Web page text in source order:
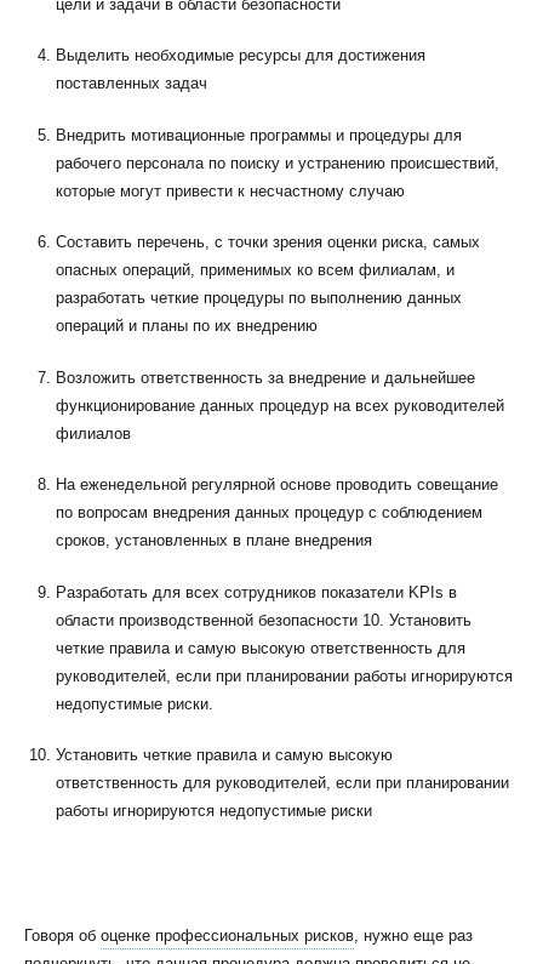
цели и задачи в области безопасности
Выделить необходимые ресурсы для достижения
поставленных задач
Внедрить мотивационные программы и процедуры для
рабочего персонала по поиску и устранению происшествий,
которые могут привести к несчастному случаю
Составить перечень, с точки зрения оценки риска, самых
опасных операций, применимых ко всем филиалам, и
разработать четкие процедуры по выполнению данных
операций и планы по их внедрению
Возложить ответственность за внедрение и дальнейшее
функционирование данных процедур на всех руководителей
филиалов
На еженедельной регулярной основе проводить совещание
по вопросам внедрения данных процедур с соблюдением
сроков, установленных в плане внедрения
Разработать для всех сотрудников показатели KPIs в
области производственной безопасности 10. Установить
четкие правила и самую высокую ответственность для
руководителей, если при планировании работы игнорируются
недопустимые риски.
Установить четкие правила и самую высокую
ответственность для руководителей, если при планировании
работы игнорируются недопустимые риски
Говоря об оценке профессиональных рисков, нужно еще раз